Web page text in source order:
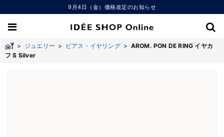
9月4日（金）価格改定のお知らせ
> ジュエリー > ピアス・イヤリング> AROM. PON DE RING イヤカ
フ S Silver